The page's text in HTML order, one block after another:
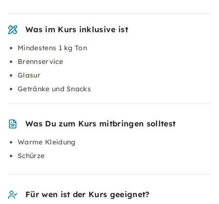
Was im Kurs inklusive ist
Mindestens 1 kg Ton
Brennservice
Glasur
Getränke und Snacks
Was Du zum Kurs mitbringen solltest
Warme Kleidung
Schürze
Für wen ist der Kurs geeignet?